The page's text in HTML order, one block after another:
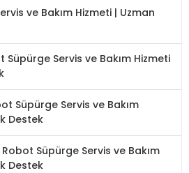
ve Bakım Hizmeti | Uzman
Süpürge Servis ve Bakım Hizmeti
Süpürge Servis ve Bakım
Destek
Robot Süpürge Servis ve Bakım
Destek